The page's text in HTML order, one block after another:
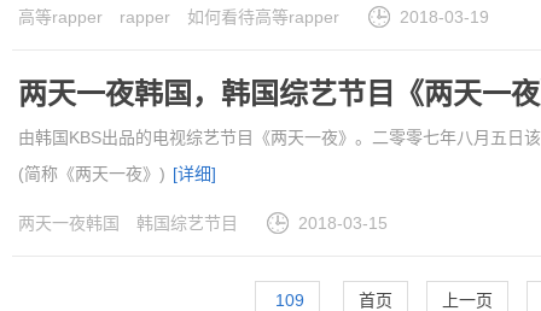
高等rapper rapper 如何看待高等rapper 2018-03-19
两天一夜韩国，韩国综艺节目《两天一
由韩国KBS出品的电视综艺节目《两天一夜》。二零零七年八月五日
(简称《两天一夜》) [详细]
两天一夜韩国 韩国综艺节目 2018-03-15
109 首页 上一页